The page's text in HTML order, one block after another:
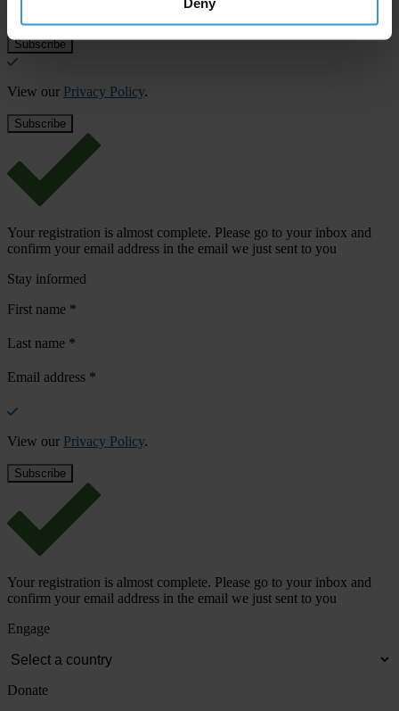
View our Privacy Policy.
Your registration is almost complete. Please go to your inbox and
confirm your email address in the email we just sent to you
Stay informed
First name *
Last name *
Email address *
View our Privacy Policy.
Your registration is almost complete. Please go to your inbox and
confirm your email address in the email we just sent to you
Engage
Donate